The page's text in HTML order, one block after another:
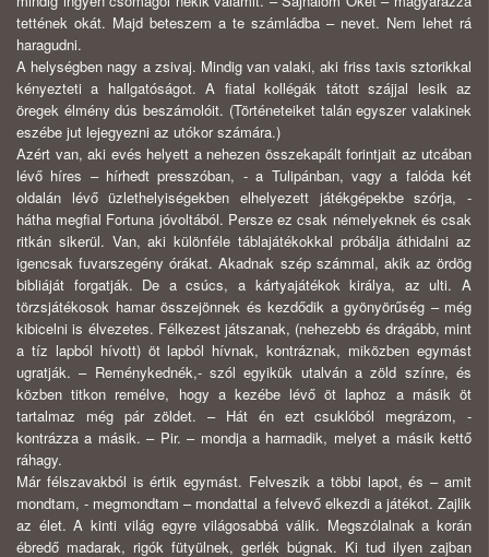
tettének okát. Majd beteszem a te számládba – nevet. Nem lehet rá
haragudni.
A helységben nagy a zsivaj. Mindig van valaki, aki friss taxis sztorikkal
kényezteti a hallgatóságot. A fiatal kollégák tátott szájjal lesik az
öregek élmény dús beszámolóit. (Történeteiket talán egyszer valakinek
eszébe jut lejegyezni az utókor számára.)
Azért van, aki evés helyett a nehezen összekapált forintjait az utcában
lévő híres – hírhedt presszóban, - a Tulipánban, vagy a falóda két
oldalán lévő üzlethelyiségekben elhelyezett játékgépekbe szórja, -
hátha megfial Fortuna jóvoltából. Persze ez csak némelyeknek és csak
ritkán sikerül. Van, aki különféle táblajátékokkal próbálja áthidalni az
igencsak fuvarszegény órákat. Akadnak szép számmal, akik az ördög
bibliáját forgatják. De a csúcs, a kártyajátékok királya, az ulti. A
törzsjátékosok hamar összejönnek és kezdődik a gyönyörűség – még
kibicelni is élvezetes. Félkezest játszanak, (nehezebb és drágább, mint
a tíz lapból hívott) öt lapból hívnak, kontráznak, miközben egymást
ugratják. – Reménykednék,- szól egyikük utalván a zöld színre, és
közben titkon remélve, hogy a kezébe lévő öt laphoz a másik öt
tartalmaz még pár zöldet. – Hát én ezt csuklóból megrázom, -
kontrázza a másik. – Pir. – mondja a harmadik, melyet a másik kettő
ráhagy.
Már félszavakból is értik egymást. Felveszik a többi lapot, és – amit
mondtam, - megmondtam – mondattal a felvevő elkezdi a játékot. Zajlik
az élet. A kinti világ egyre világosabbá válik. Megszólalnak a korán
ébredő madarak, rigók fütyülnek, gerlék búgnak. Ki tud ilyen zajban